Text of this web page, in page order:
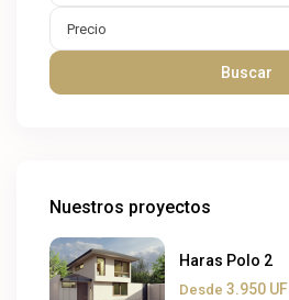
Precio
Buscar
Nuestros proyectos
Haras Polo 2
Desde 3.950 UF